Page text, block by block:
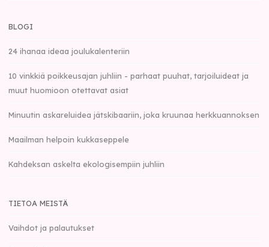
BLOGI
24 ihanaa ideaa joulukalenteriin
10 vinkkiä poikkeusajan juhliin - parhaat puuhat, tarjoiluideat ja
muut huomioon otettavat asiat
Minuutin askareluidea jätskibaariin, joka kruunaa herkkuannoksen
Maailman helpoin kukkaseppele
Kahdeksan askelta ekologisempiin juhliin
TIETOA MEISTÄ
Vaihdot ja palautukset